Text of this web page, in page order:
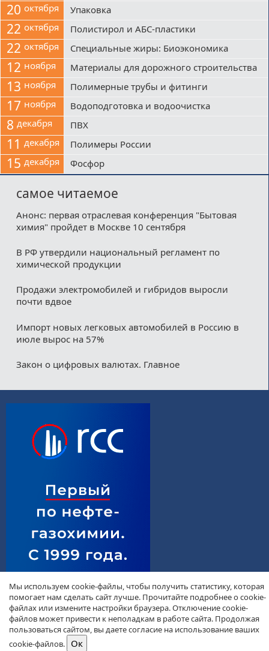
20 октября Упаковка
22 октября Полистирол и АБС-пластики
22 октября Специальные жиры: Биоэкономика
12 ноября Материалы для дорожного строительства
13 ноября Полимерные трубы и фитинги
17 ноября Водоподготовка и водоочистка
8 декабря ПВХ
11 декабря Полимеры России
15 декабря Фосфор
самое читаемое
Анонс: первая отраслевая конференция "Бытовая
химия" пройдет в Москве 10 сентября
В РФ утвердили национальный регламент по
химической продукции
Продажи электромобилей и гибридов выросли
почти вдвое
Импорт новых легковых автомобилей в Россию в
июле вырос на 57%
Закон о цифровых валютах. Главное
Мы используем cookie-файлы, чтобы получить статистику, которая
помогает нам сделать сайт лучше. Прочитайте подробнее о cookie-
файлах или измените настройки браузера. Отключение cookie-
файлов может привести к неполадкам в работе сайта. Продолжая
пользоваться сайтом, вы даете согласие на использование ваших
cookie-файлов.